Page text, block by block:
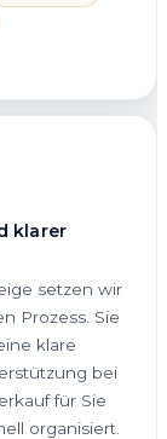
klarer
setzen wir
Prozess. Sie
klare
bei
für Sie
organisiert.